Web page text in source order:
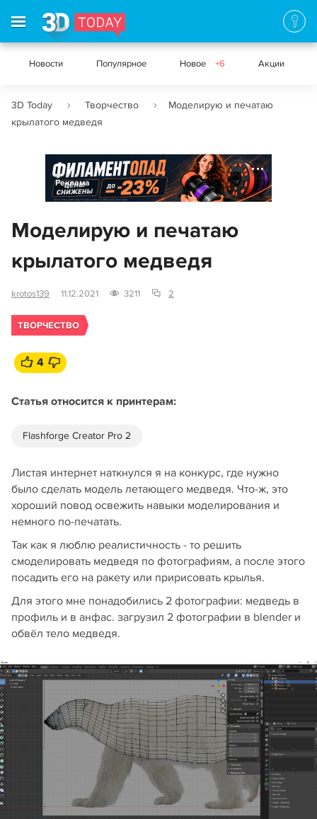
Новости Популярное Новое +6 Акции
3D Today Творчество
Моделирую и печатаю
крылатого медведя
Реклама
Моделирую и печатаю
крылатого медведя
krotos139 11.12.2021 3211 2
ТВОРЧЕСТВО
4
Статья относится к принтерам:
Flashforge Creator Pro 2
Листая интернет наткнулся я на конкурс, где нужно
было сделать модель летающего медведя. Что-ж, это
хороший повод освежить навыки моделирования и
немного по-печатать.
Так как я люблю реалистичность - то решить
смоделировать медведя по фотографиям, а после этого
посадить его на ракету или пририсовать крылья.
Для этого мне понадобились 2 фотографии: медведь в
профиль и в анфас. загрузил 2 фотографии в blender и
обвёл тело медведя.